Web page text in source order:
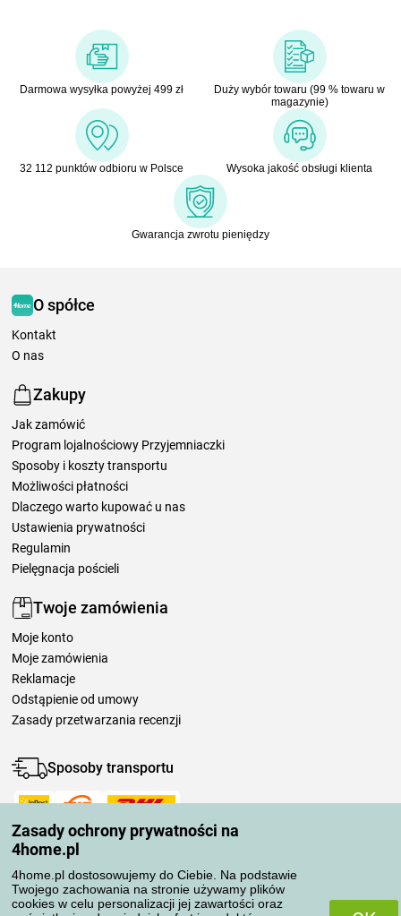
Zasady ochrony prywatności na
4home.pl
4home.pl dostosowujemy do Ciebie. Na podstawie
Twojego zachowania na stronie używamy plików
cookies w celu personalizacji jej zawartości oraz
Darmowa wysyłka powyżej 499 zł
Duży wybór towaru (99 % towaru w
magazynie)
32 112 punktów odbioru w Polsce Wysoka jakość obsługi klienta
Gwarancja zwrotu pieniędzy
O spółce
Kontakt
O nas
Zakupy
Jak zamówić
Program lojalnościowy Przyjemniaczki
Sposoby i koszty transportu
Możliwości płatności
Dlaczego warto kupować u nas
Ustawienia prywatności
Regulamin
Pielęgnacja pościeli
Twoje zamówienia
Moje konto
Moje zamówienia
Reklamacje
Odstąpienie od umowy
Zasady przetwarzania recenzji
Sposoby transportu
Metody płatności
Niezawodny sklep